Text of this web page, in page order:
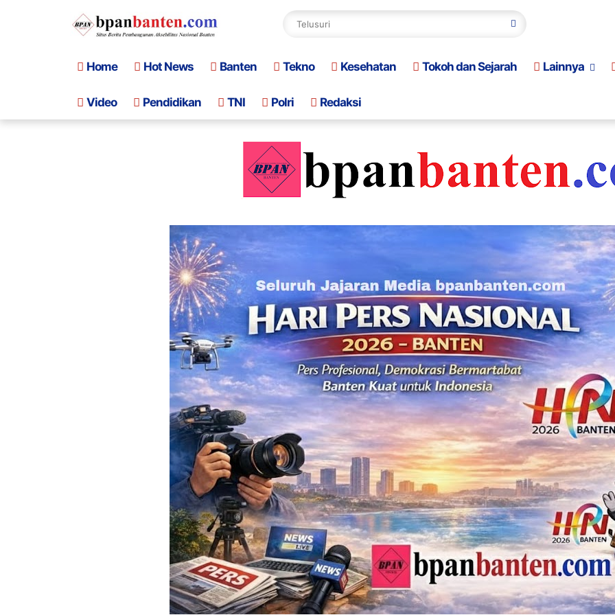
Home Hot News Banten Tekno Kesehatan Tokoh dan Sejarah Lainnya
Video Pendidikan TNI Polri Redaksi